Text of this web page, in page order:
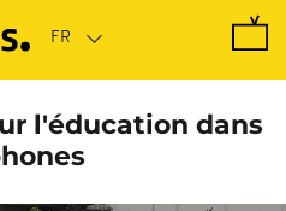
l'éducation dans